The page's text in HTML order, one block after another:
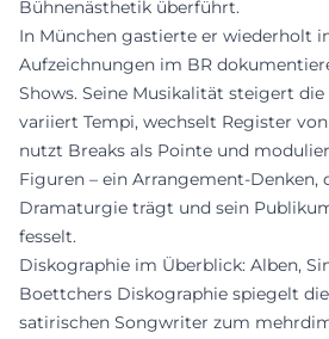
Bühnenästhetik überführt.
In München gastierte er wiederholt
Aufzeichnungen im BR
Shows. Seine Musikalität steigert
variiert Tempi, wechselt Register
nutzt Breaks als Pointe und
Figuren – ein Arrangement-Denken,
Dramaturgie trägt und sein
fesselt.
Diskographie im Überblick: Alben,
Boettchers Diskographie spiegelt
satirischen Songwriter zum